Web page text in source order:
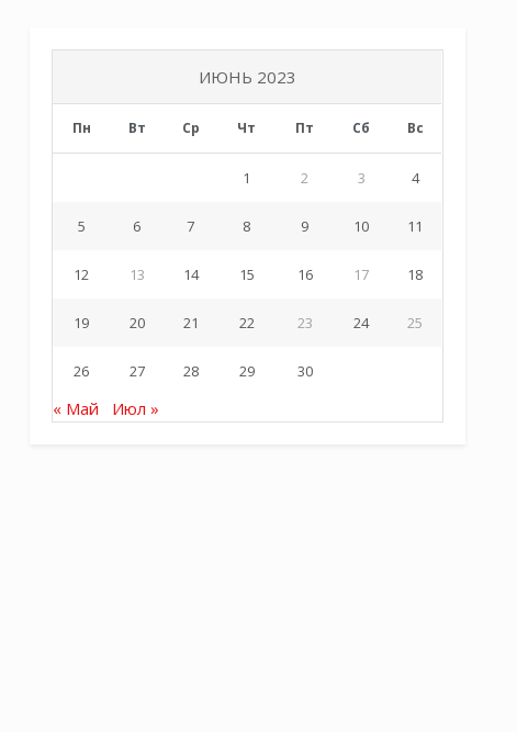
ИЮНЬ 2023
Пн Вт Ср Чт Пт Сб Вс
1 2 3 4
5 6 7 8 9 10 11
12 13 14 15 16 17 18
19 20 21 22 23 24 25
26 27 28 29 30
« Май Июл »